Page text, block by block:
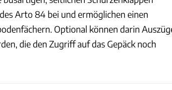
Arto 84 bei und ermöglichen einen
Optional können darin
die den Zugriff auf das Gepäck noch